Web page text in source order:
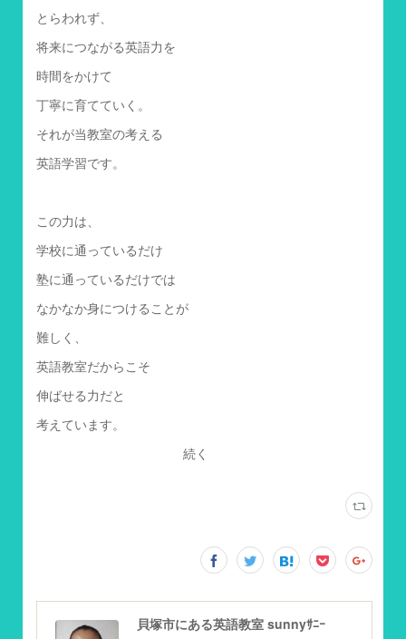
とらわれず、
将来につながる英語力を
時間をかけて
丁寧に育てていく。
それが当教室の考える
英語学習です。
この力は、
学校に通っているだけ
塾に通っているだけでは
なかなか身につけることが
難しく、
英語教室だからこそ
伸ばせる力だと
考えています。
続く
貝塚市にある英語教室 sunnyｻﾆｰ